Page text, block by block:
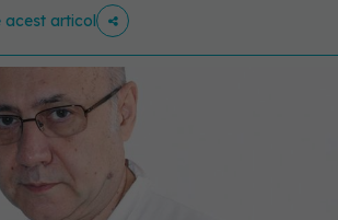
acest articol